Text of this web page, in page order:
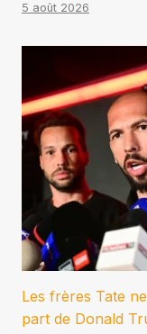
5 août 2026
Les frères Tate
part de Donald